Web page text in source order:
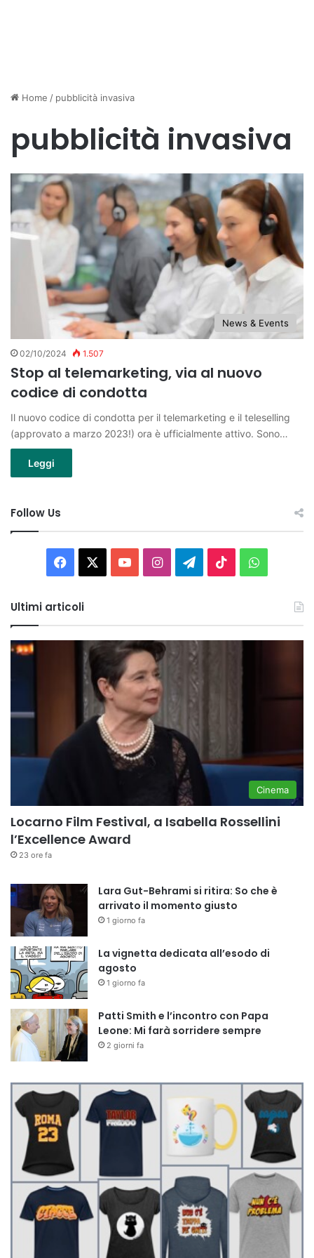
Home / pubblicità invasiva
pubblicità invasiva
News & Events
02/10/2024 1.507
Stop al telemarketing, via al nuovo
codice di condotta
Il nuovo codice di condotta per il telemarketing e il teleselling
(approvato a marzo 2023!) ora è ufficialmente attivo. Sono…
Leggi
Follow Us
Facebook You InstagramTelegram
TikTok
Ultimi articoli
Cinema
Locarno Film Festival, a Isabella Rossellini
l’Excellence Award
23 ore fa
Lara Gut-Behrami si ritira: So che è
arrivato il momento giusto
1 giorno fa
La vignetta dedicata all’esodo di
agosto
1 giorno fa
Patti Smith e l’incontro con Papa
Leone: Mi farà sorridere sempre
2 giorni fa